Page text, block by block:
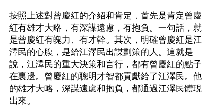
按照上述對曾慶紅的介紹和肯定，首先是肯定曾慶
紅有雄才大略，有深謀遠慮，有抱負。一句話，就
是曾慶紅有魄力、有才幹。其次，明確曾慶紅是江
澤民的心腹，是給江澤民出謀劃策的人。這就是
說，江澤民的重大決策和言行，都有曾慶紅的點子
在裏邊。曾慶紅的聰明才智都貢獻給了江澤民。他
的雄才大略，深謀遠慮和抱負，都通過江澤民體現
出來。